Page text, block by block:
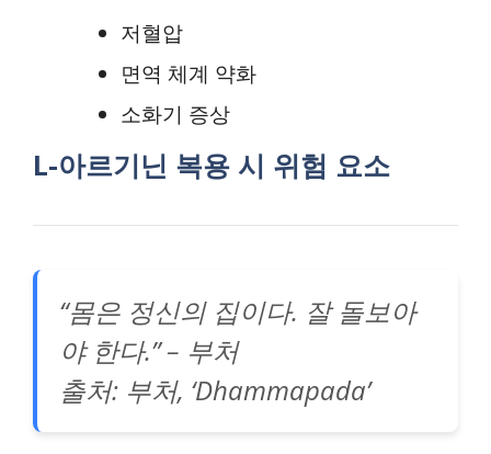
저혈압
면역 체계 약화
소화기 증상
L-아르기닌 복용 시 위험 요소
“몸은 정신의 집이다. 잘 돌보아
야 한다.” – 부처
출처: 부처, ‘Dhammapada’